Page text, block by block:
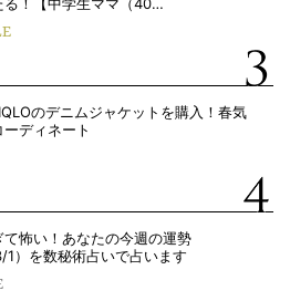
る！【中学生ママ（40…
のデニムジャケットを購入！春気
ディネート
て怖い！あなたの今週の運勢
1）を数秘術占いで占います